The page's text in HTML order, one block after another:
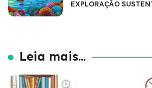
EXPLORAÇÃO
Leia mais...